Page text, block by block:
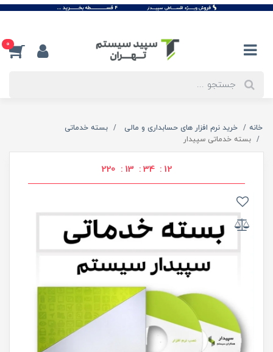
0
خانه خرید نرم افزار های حسابداری و مالی
بسته خدماتی
بسته خدماتی سپیدار
220 13 34 12